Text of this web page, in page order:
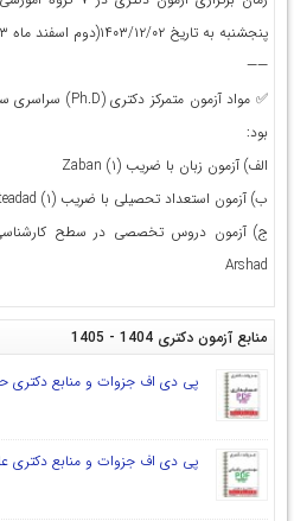
پنجشنبه به تاريخ ۱۴۰۳/۱۲/۰۲(دوم اسفند ماه‌ ۱۴۰۳) است.
——
بود:
الف) آزمون زبان با ضریب (۱) Zaban
ب) آزمون استعداد تحصیلی با ضریب (۱) Esteadad
Arshad
منابع آزمون دکتری 1404 - 1405
پی دی اف جزوات و منابع دکتری
پی دی اف جزوات و منابع دکتری